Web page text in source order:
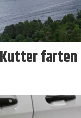
Kutter farten